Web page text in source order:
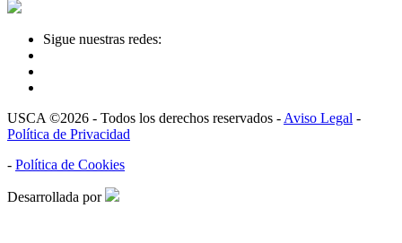
Sigue nuestras redes:
USCA ©2026 - Todos los derechos reservados - Aviso Legal -
Política de Privacidad
- Política de Cookies
Desarrollada por